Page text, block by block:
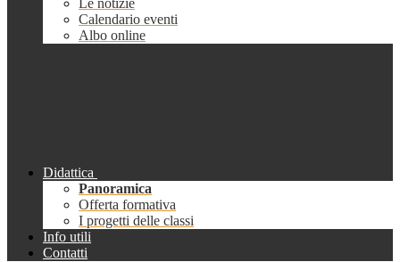
Le notizie
Calendario eventi
Albo online
Didattica
Panoramica
Offerta formativa
I progetti delle classi
Info utili
Contatti